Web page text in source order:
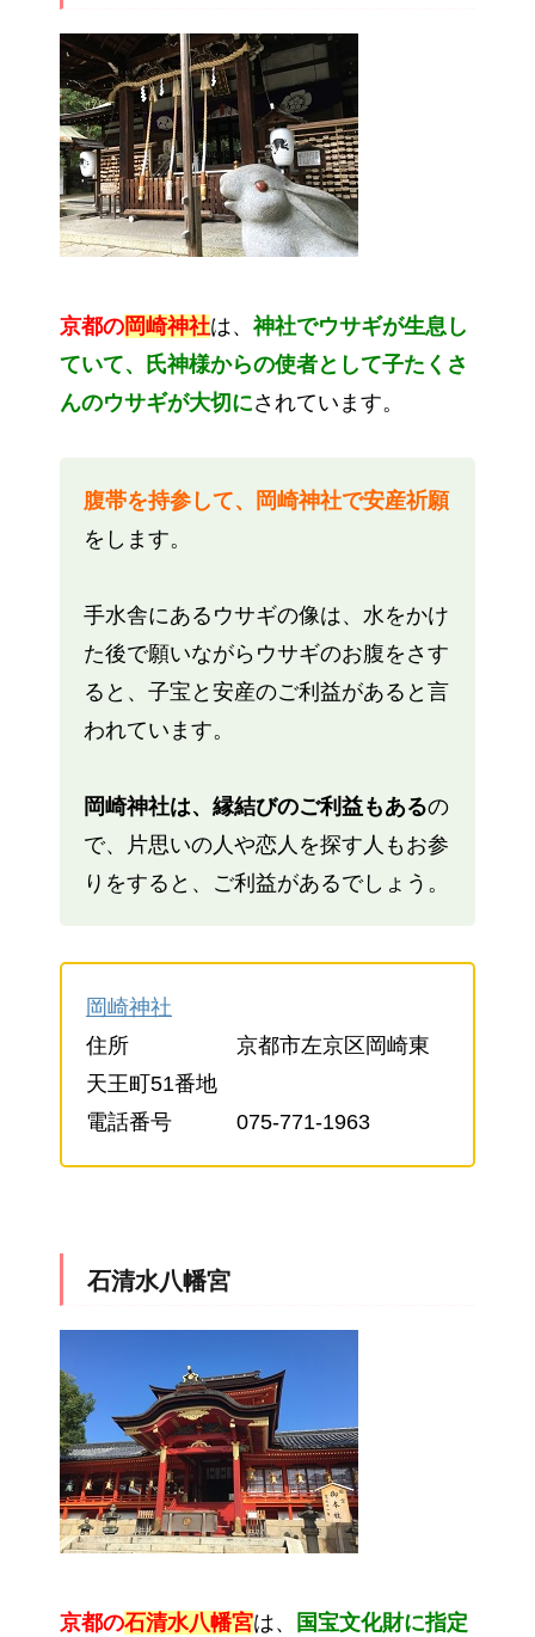
京都の岡崎神社は、 神社でウサギが生息し
ていて、氏神様からの使者として子たくさ
んのウサギが大切にされています。
腹帯を持参して、岡崎神社で安産祈願
をします。
手水舎にあるウサギの像は、水をかけ
た後で願いながらウサギのお腹をさす
ると、子宝と安産のご利益があると言
われています。
岡崎神社は、縁結びのご利益もあるの
で、片思いの人や恋人を探す人もお参
りをすると、ご利益があるでしょう。
岡崎神社
住所 京都市左京区岡崎東
天王町51番地
電話番号 075-771-1963
石清水八幡宮
京都の石清水八幡宮は、
国宝文化財に指定